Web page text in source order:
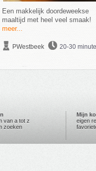
Een makkelijk doordeweekse
maaltijd met heel veel smaak!
meer...
PWestbeek 20-30
van a tot z
zoeken
Mijn
eigen